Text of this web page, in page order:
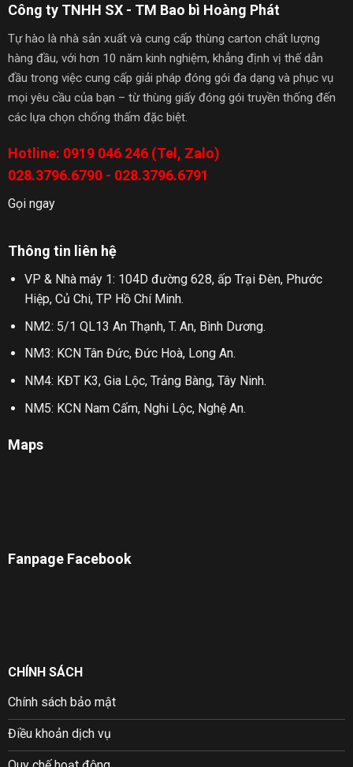
Công ty TNHH SX - TM Bao bì Hoàng Phát
Tự hào là nhà sản xuất và cung cấp thùng carton chất lượng
hàng đầu, với hơn 10 năm kinh nghiệm, khẳng định vị thế dẫn
đầu trong việc cung cấp giải pháp đóng gói đa dạng và phục vụ
mọi yêu cầu của bạn – từ thùng giấy đóng gói truyền thống đến
các lựa chọn chống thấm đặc biệt.
Hotline: 0919 046 246 (Tel, Zalo)
028.3796.6790 - 028.3796.6791
Gọi ngay
Thông tin liên hệ
VP & Nhà máy 1: 104D đường 628, ấp Trại Đèn, Phước
Hiệp, Củ Chi, TP Hồ Chí Minh.
NM2: 5/1 QL13 An Thạnh, T. An, Bình Dương.
NM3: KCN Tân Đức, Đức Hoà, Long An.
NM4: KĐT K3, Gia Lộc, Trảng Bàng, Tây Ninh.
NM5: KCN Nam Cấm, Nghi Lộc, Nghệ An.
Maps
Fanpage Facebook
CHÍNH SÁCH
Chính sách bảo mật
Điều khoản dịch vụ